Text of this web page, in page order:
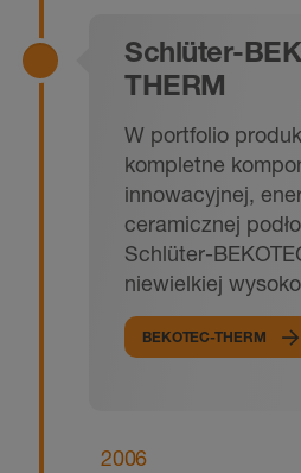
Schlüter-
THERM
W portfolio
kompletne
innowacyjnej,
ceramicznej
Schlüter-
niewielkiej
BEKOTEC-THERM
2006